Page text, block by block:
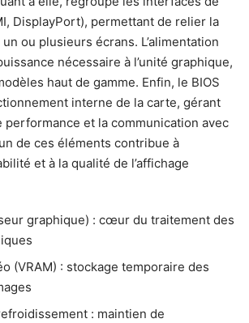
DisplayPort), permettant de relier la
ou plusieurs écrans. L’alimentation
nécessaire à l’unité graphique,
haut de gamme. Enfin, le BIOS
interne de la carte, gérant
performance et la communication avec
de ces éléments contribue à
et à la qualité de l’affichage
graphique) : cœur du traitement des
(VRAM) : stockage temporaire des
: maintien de